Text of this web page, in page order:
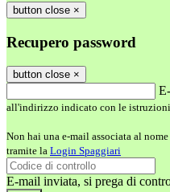
button close ×
Recupero password
button close ×
all'indirizzo indicato con le istruzioni
Non hai una e-mail associata al
tramite la Login Spaggiari
E-mail inviata, si prega di